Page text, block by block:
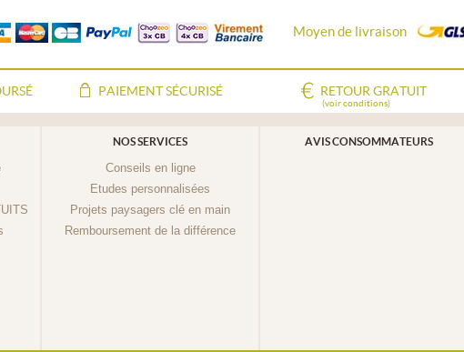
Moyen de livraison
PAIEMENT SÉCURISÉ RETOUR GRATUIT
(voir conditions)
NOS SERVICES
Conseils en ligne
Etudes personnalisées
Projets paysagers clé en main
Remboursement de la différence
AVIS CONSOMMATEURS